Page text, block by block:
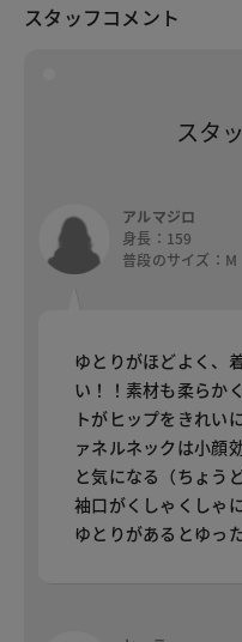
スタッフコメント
スタ
アルマジロ
身長：159
普段のサイズ：
ゆとりがほどよく、
い！！素材も柔らか
トがヒップをきれい
ァネルネックは小顔
と気になる（ちょう
袖口がくしゃくしゃ
ゆとりがあるとゆっ